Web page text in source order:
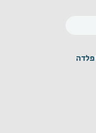
אלן UNC 1"-8X3-3/4 פלדה